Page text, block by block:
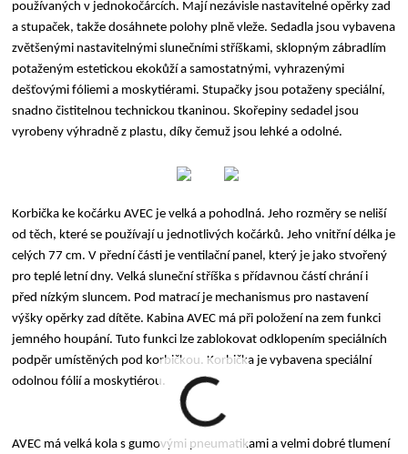
používaných v jednokočárcích. Mají nezávisle nastavitelné opěrky zad
a stupaček, takže dosáhnete polohy plně vleže. Sedadla jsou vybavena
zvětšenými nastavitelnými slunečními stříškami, sklopným zábradlím
potaženým estetickou ekokůží a samostatnými, vyhrazenými
dešťovými fóliemi a moskytiérami. Stupačky jsou potaženy speciální,
snadno čistitelnou technickou tkaninou. Skořepiny sedadel jsou
vyrobeny výhradně z plastu, díky čemuž jsou lehké a odolné.
Korbička ke kočárku AVEC je velká a pohodlná. Jeho rozměry se neliší
od těch, které se používají u jednotlivých kočárků. Jeho vnitřní délka je
celých 77 cm. V přední části je ventilační panel, který je jako stvořený
pro teplé letní dny. Velká sluneční stříška s přídavnou částí chrání i
před nízkým sluncem. Pod matrací je mechanismus pro nastavení
výšky opěrky zad dítěte. Kabina AVEC má při položení na zem funkci
jemného houpání. Tuto funkci lze zablokovat odklopením speciálních
podpěr umístěných pod korbičkou. Korbička je vybavena speciální
odolnou fólií a moskytiérou.
AVEC má velká kola s gumovými pneumatikami a velmi dobré tlumení